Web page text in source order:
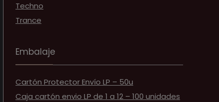
Techno
Trance
Embalaje
Cartón Protector Envío LP – 50u
Caja cartón envio LP de 1 a 12 – 100 unidades